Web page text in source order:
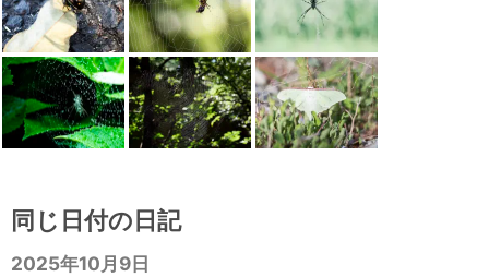
同じ日付の日記
2025年10月9日